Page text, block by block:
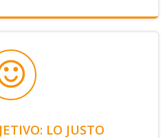
LO JUSTO